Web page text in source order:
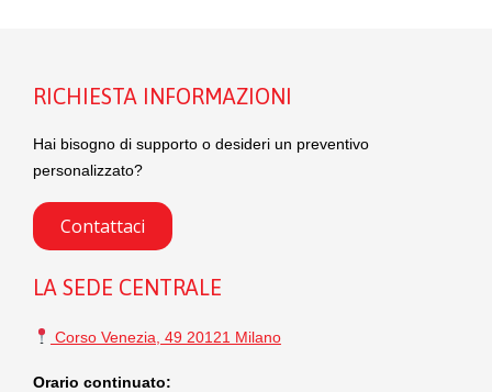
RICHIESTA INFORMAZIONI
Hai bisogno di supporto o desideri un preventivo
personalizzato?
Contattaci
LA SEDE CENTRALE
Corso Venezia, 49 20121 Milano
Orario continuato: